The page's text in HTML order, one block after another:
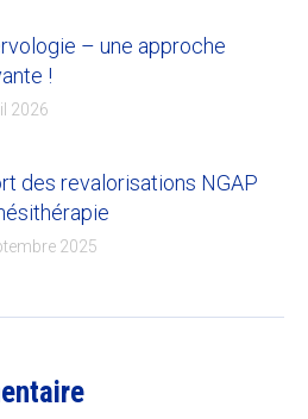
– une approche
!
2026
des revalorisations NGAP
2025